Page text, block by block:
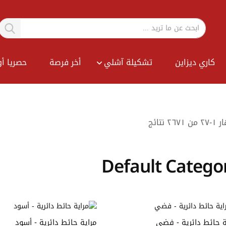
كاري ديزاين تشكيلة آشلي أخر فرصة حصريا
١-٢٧ من ٢٦٧١ نتائج
Default
حائط دائرية - فضي مراية حائط دائرية - أسود